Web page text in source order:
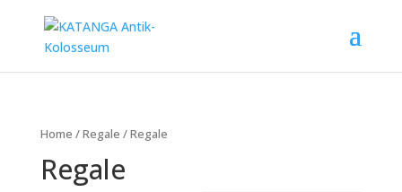
Home /Regale / Regale
Regale